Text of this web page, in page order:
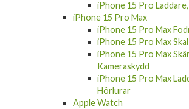
iPhone 15 Pro
iPhone 15 Pro Max
iPhone 15 Pro Max
iPhone 15 Pro Max Skal
iPhone 15 Pro Max
Kameraskydd
iPhone 15 Pro Max
Hörlurar
Apple Watch